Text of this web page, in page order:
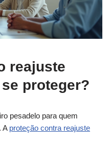
reajuste
proteger?
pesadelo para quem
A proteção contra reajuste